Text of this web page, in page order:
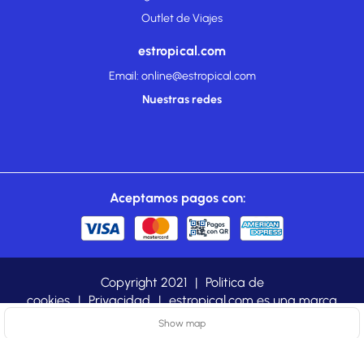
Show map
Outlet de Viajes
estropical.com
Email: online@estropical.com
Nuestras redes
Aceptamos pagos con:
Copyright 2021 |
Politica de
cookies | Privacidad | estropical.com es una marca
registrada de TROPICAL TOURS LTDA